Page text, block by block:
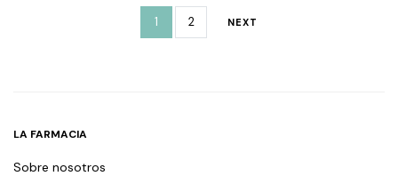
1 2 NEXT
LA FARMACIA
Sobre nosotros